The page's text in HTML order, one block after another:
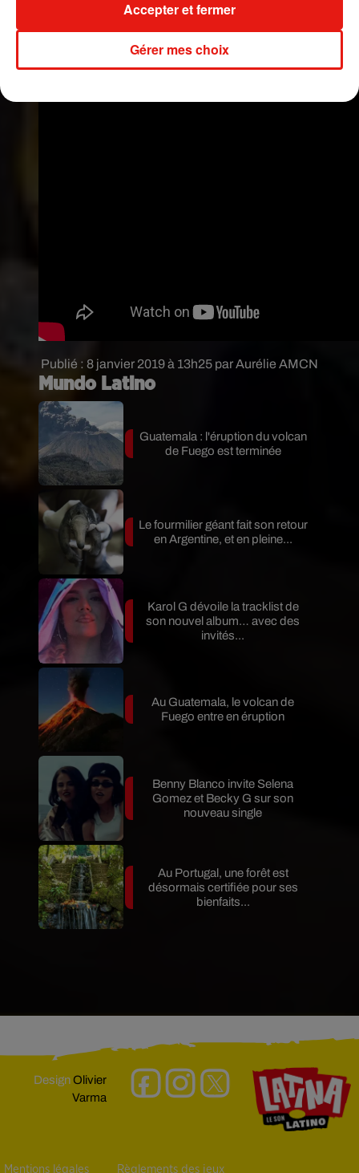
Publié : 8 janvier 2019 à 13h25 par Aurélie AMCN
2018 avec de nombreux tubes et
collaborations.
La dernière en date :
le
en duo avec Anuel
dépasse les 136 millions de vues surYoutube.
Mundo Latino
Guatemala : l'éruption du volcan
de Fuego est terminée
Le fourmilier géant fait son retour
en Argentine, et en pleine...
Karol G dévoile la tracklist de
son nouvel album… avec des
invités...
Au Guatemala, le volcan de
Fuego entre en éruption
Benny Blanco invite Selena
Gomez et Becky G sur son
nouveau single
Au Portugal, une forêt est
désormais certifiée pour ses
bienfaits...
DesignOlivier
Varma
Mentions légales Règlements des jeux
Gérer mes choix
Accepter et fermer